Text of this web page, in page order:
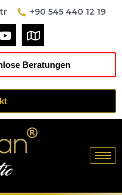
+90 545 440 12 19
Beratungen